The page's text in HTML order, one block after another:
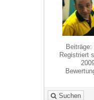
Beiträge:
Registriert
Suchen